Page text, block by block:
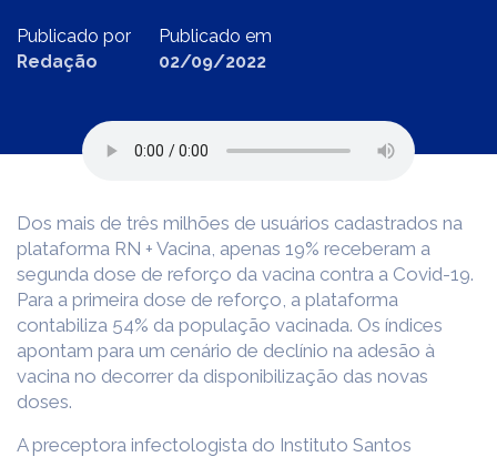
Publicado por
Redação
Publicado em
02/09/2022
Dos mais de três milhões de usuários cadastrados na
plataforma RN + Vacina, apenas 19% receberam a
segunda dose de reforço da vacina contra a Covid-19.
Para a primeira dose de reforço, a plataforma
contabiliza 54% da população vacinada. Os índices
apontam para um cenário de declínio na adesão à
vacina no decorrer da disponibilização das novas
doses.
A preceptora infectologista do Instituto Santos